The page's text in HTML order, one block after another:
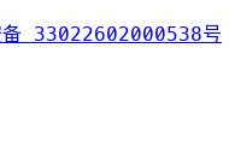
备 33022602000538号